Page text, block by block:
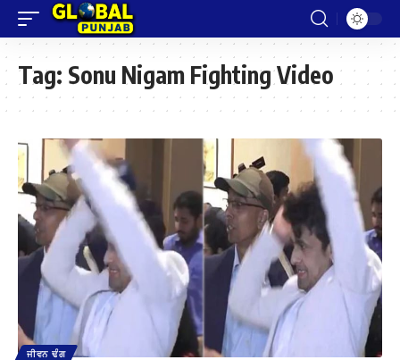
Tag: Sonu Nigam Fighting Video
ਜੀਵਨ ਢੰਗ